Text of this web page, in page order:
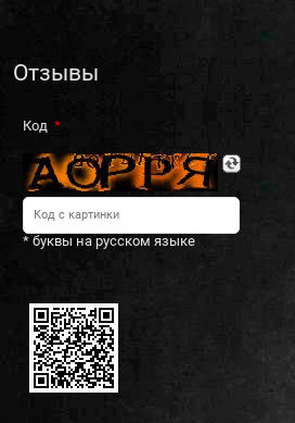
Отзывы
Код
* буквы на русском языке